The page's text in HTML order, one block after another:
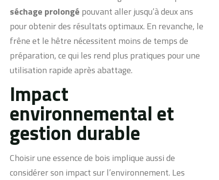
séchage prolongé pouvant aller jusqu’à deux ans
pour obtenir des résultats optimaux. En revanche, le
frêne et le hêtre nécessitent moins de temps de
préparation, ce qui les rend plus pratiques pour une
utilisation rapide après abattage.
Impact
environnemental et
gestion durable
Choisir une essence de bois implique aussi de
considérer son impact sur l’environnement. Les